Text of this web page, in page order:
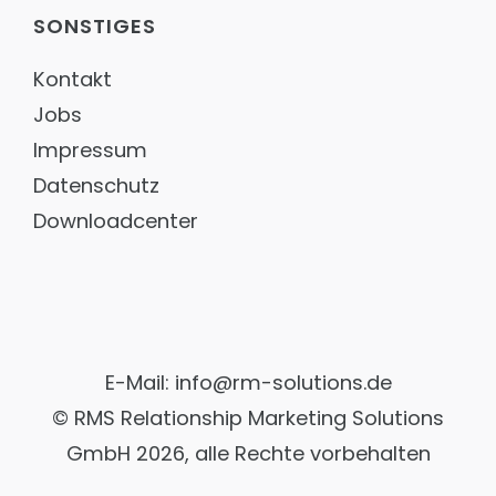
Konzeption & technische Umsetzung
Medienratgeber
Technische Umsetzung verschiedener Portale & Tools
EVIM
SONSTIGES
Kontakt
Jobs
Impressum
Datenschutz
Downloadcenter
E-Mail: info@rm-solutions.de
© RMS Relationship Marketing Solutions
GmbH 2026, alle Rechte vorbehalten